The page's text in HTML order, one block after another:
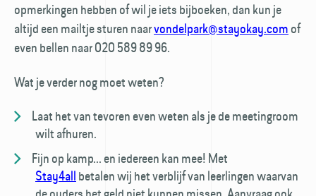
opmerkingen hebben of wil je iets bijboeken, dan kun je
altijd een mailtje sturen naarvondelpark@stayokay.com of
even bellen naar 020 589 89 96.
Wat je verder nog moet weten?
Laat het van tevoren even weten als je de meetingroom
wilt afhuren.
Fijn op kamp... en iedereen kan mee! Met
Stay4all betalen wij het verblijf van leerlingen waarvan